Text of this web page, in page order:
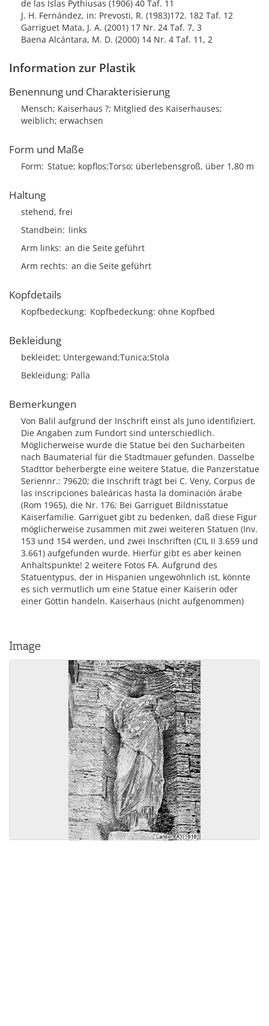
de las Islas Pythiusas (1906) 40 Taf. 11
J. H. Fernández, in: Prevosti, R. (1983)172. 182 Taf. 12
Garriguet Mata, J. A. (2001) 17 Nr. 24 Taf. 7, 3
Baena Alcántara, M. D. (2000) 14 Nr. 4 Taf. 11, 2
Information zur Plastik
Benennung und Charakterisierung
Mensch; Kaiserhaus ?; Mitglied des Kaiserhauses;
weiblich; erwachsen
Form und Maße
Form Statue; kopflos;Torso; überlebensgroß, über 1,80 m
Haltung
stehend, frei
Standbein
links
Arm links an die Seite geführt
Arm rechts an die Seite geführt
Kopfdetails
Kopfbedeckung Kopfbedeckung: ohne Kopfbed
Bekleidung
bekleidet; Untergewand;Tunica;Stola
Bekleidung: Palla
Bemerkungen
Von Balil aufgrund der Inschrift einst als Juno identifiziert.
Die Angaben zum Fundort sind unterschiedlich.
Möglicherweise wurde die Statue bei den Sucharbeiten
nach Baumaterial für die Stadtmauer gefunden. Dasselbe
Stadttor beherbergte eine weitere Statue, die Panzerstatue
Seriennr.: 79620; die Inschrift trägt bei C. Veny, Corpus de
las inscripciones baleáricas hasta la dominación árabe
(Rom 1965), die Nr. 176; Bei Garriguet Bildnisstatue
Kaiserfamilie. Garriguet gibt zu bedenken, daß diese Figur
möglicherweise zusammen mit zwei weiteren Statuen (Inv.
153 und 154 werden, und zwei Inschriften (CIL II 3.659 und
3.661) aufgefunden wurde. Hierfür gibt es aber keinen
Anhaltspunkte! 2 weitere Fotos FA. Aufgrund des
Statuentypus, der in Hispanien ungewöhnlich ist, könnte
es sich vermutlich um eine Statue einer Kaiserin oder
einer Göttin handeln. Kaiserhaus (nicht aufgenommen)
Image